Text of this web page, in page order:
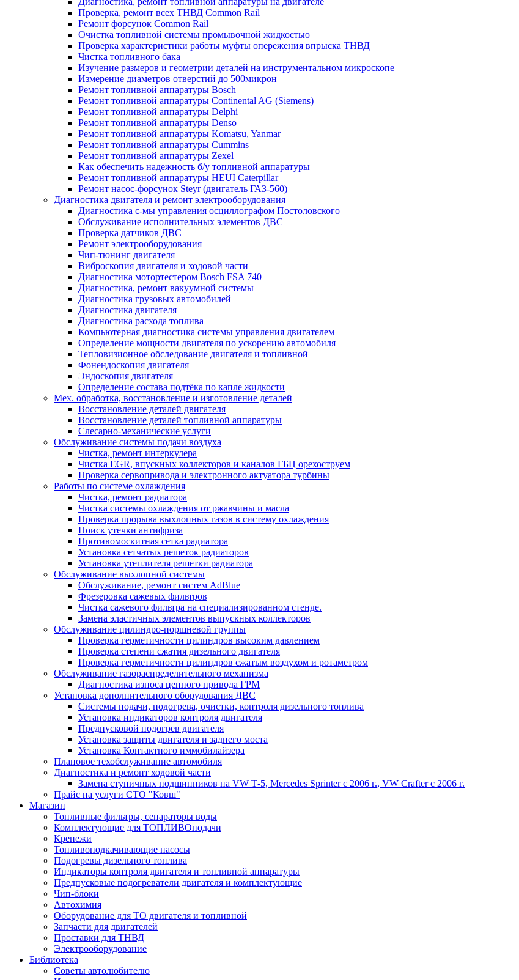
Проверка, ремонт всех ТНВД Common Rail
Ремонт форсунок Common Rail
Очистка топливной системы промывочной жидкостью
Проверка характеристики работы муфты опережения впрыска ТНВД
Чистка топливного бака
Изучение размеров и геометрии деталей на инструментальном микроскопе
Измерение диаметров отверстий до 500микрон
Ремонт топливной аппаратуры Bosch
Ремонт топливной аппаратуры Continental AG (Siemens)
Ремонт топливной аппаратуры Delphi
Ремонт топливной аппаратуры Denso
Ремонт топливной аппаратуры Komatsu, Yanmar
Ремонт топливной аппаратуры Cummins
Ремонт топливной аппаратуры Zexel
Как обеспечить надежность б/у топливной аппаратуры
Ремонт топливной аппаратуры HEUI Caterpillar
Ремонт насос-форсунок Steyr (двигатель ГАЗ-560)
Диагностика двигателя и ремонт электрооборудования
Диагностика с-мы управления осциллографом Постоловского
Обслуживание исполнительных элементов ДВС
Проверка датчиков ДВС
Ремонт электрооборудования
Чип-тюнинг двигателя
Виброскопия двигателя и ходовой части
Диагностика мотортестером Bosch FSA 740
Диагностика, ремонт вакуумной системы
Диагностика грузовых автомобилей
Диагностика двигателя
Диагностика расхода топлива
Компьютерная диагностика системы управления двигателем
Определение мощности двигателя по ускорению автомобиля
Тепловизионное обследование двигателя и топливной
Фонендоскопия двигателя
Эндоскопия двигателя
Определение состава подтёка по капле жидкости
Мех. обработка, восстановление и изготовление деталей
Восстановление деталей двигателя
Восстановление деталей топливной аппаратуры
Слесарно-механические услуги
Обслуживание системы подачи воздуха
Чистка, ремонт интеркулера
Чистка EGR, впускных коллекторов и каналов ГБЦ орехоструем
Проверка сервопривода и электронного актуатора турбины
Работы по системе охлаждения
Чистка, ремонт радиатора
Чистка системы охлаждения от ржавчины и масла
Проверка прорыва выхлопных газов в систему охлаждения
Поиск утечки антифриза
Противомоскитная сетка радиатора
Установка сетчатых решеток радиаторов
Установка утеплителя решетки радиатора
Обслуживание выхлопной системы
Обслуживание, ремонт систем AdBlue
Фрезеровка сажевых фильтров
Чистка сажевого фильтра на специализированном стенде.
Замена эластичных элементов выпускных коллекторов
Обслуживание цилиндро-поршневой группы
Проверка герметичности цилиндров высоким давлением
Проверка степени сжатия дизельного двигателя
Проверка герметичности цилиндров сжатым воздухом и ротаметром
Обслуживание газораспределительного механизма
Диагностика износа цепного привода ГРМ
Установка дополнительного оборудования ДВС
Системы подачи, подогрева, очистки, контроля дизельного топлива
Установка индикаторов контроля двигателя
Предпусковой подогрев двигателя
Установка защиты двигателя и заднего моста
Установка Контактного иммобилайзера
Плановое техобслуживание автомобиля
Диагностика и ремонт ходовой части
Замена ступичных подшипников на VW Т-5, Mercedes Sprinter c 2006 г., VW Crafter с 2006 г.
Прайс на услуги СТО "Ковш"
Магазин
Топливные фильтры, сепараторы воды
Комплектующие для ТОПЛИВОподачи
Крепежи
Топливоподкачивающие насосы
Подогревы дизельного топлива
Индикаторы контроля двигателя и топливной аппаратуры
Предпусковые подогреватели двигателя и комплектующие
Чип-блоки
Автохимия
Оборудование для ТО двигателя и топливной
Запчасти для двигателей
Проставки для ТНВД
Электрооборудование
Библиотека
Советы автолюбителю